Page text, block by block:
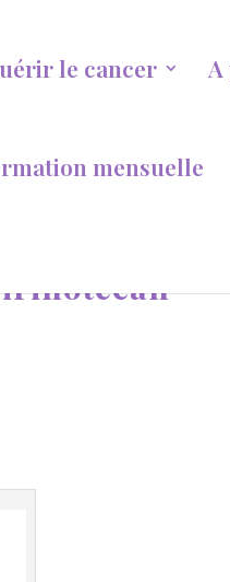
le cancer
mensuelle